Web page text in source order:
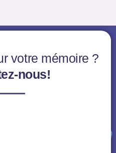
votre mémoire ?
nous!